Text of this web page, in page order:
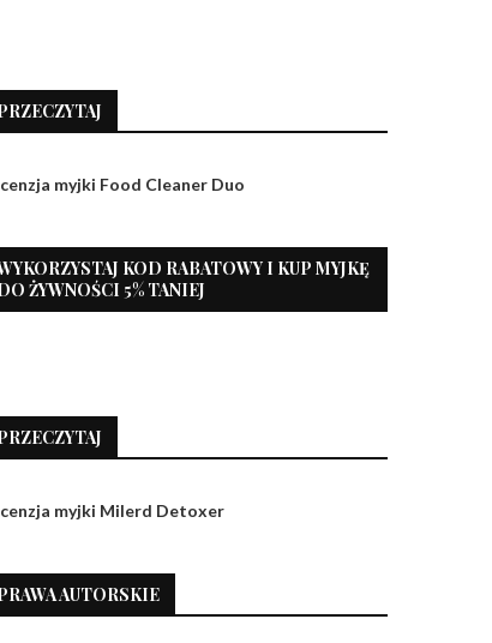
myjki Food Cleaner Duo
KOD RABATOWY I KUP MYJKĘ
ŻYWNOŚCI 5% TANIEJ
myjki Milerd Detoxer
AUTORSKIE